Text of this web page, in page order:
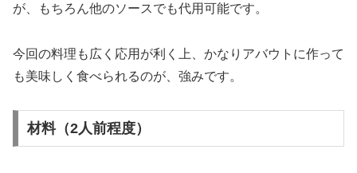
が、もちろん他のソースでも代用可能です。
今回の料理も広く応用が利く上、かなりアバウトに作って
も美味しく食べられるのが、強みです。
材料（2人前程度）